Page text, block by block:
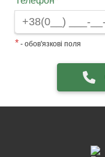
* - обов'язкові поля